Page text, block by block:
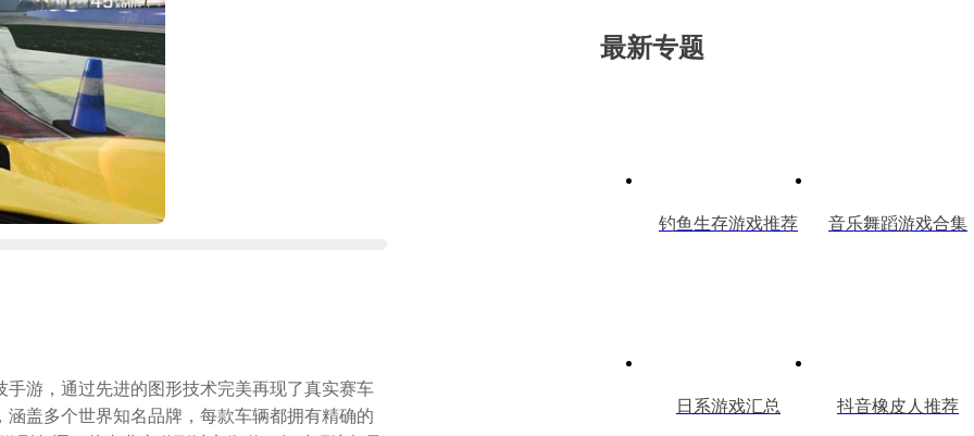
游，通过先进的图形技术完美再现了真实赛车
盖多个世界知名品牌，每款车辆都拥有精确的
最新专题
钓鱼生存游戏推荐 音乐舞蹈游戏合集
日系游戏汇总 抖音橡皮人推荐